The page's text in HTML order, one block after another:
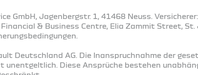
GmbH, Jagenbergstr. 1, 41468 Neuss.
Financial & Business Centre, Elia Zammit Street,
Deutschland AG. Die Inanspruchnahme der
unentgeltlich. Diese Ansprüche bestehen